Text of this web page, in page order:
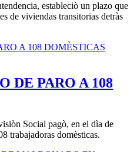
estableciò un plazo que
de viviendas transitorias detràs
DE PARO A 108
Social pagò, en el dìa de
trabajadoras domèsticas.